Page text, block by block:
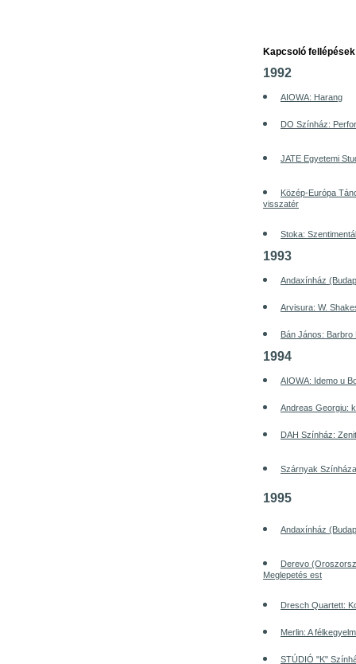
Kapcsoló fellépések
1992
AIOWA: Harang
DO Színház:
JATE Egyetemi
Közép-Európa
visszatér
Stoka:
1993
Andaxínház
Arvisura: W.
Bán János: Barbro
1994
AIOWA: Idemo u
Andreas Georgiu:
DAH Színház: Zenit
Szárnyak
1995
Andaxínház
Derevo
Meglepetés est
Dresch Quartett:
Merlin: A
STÚDIÓ "K"